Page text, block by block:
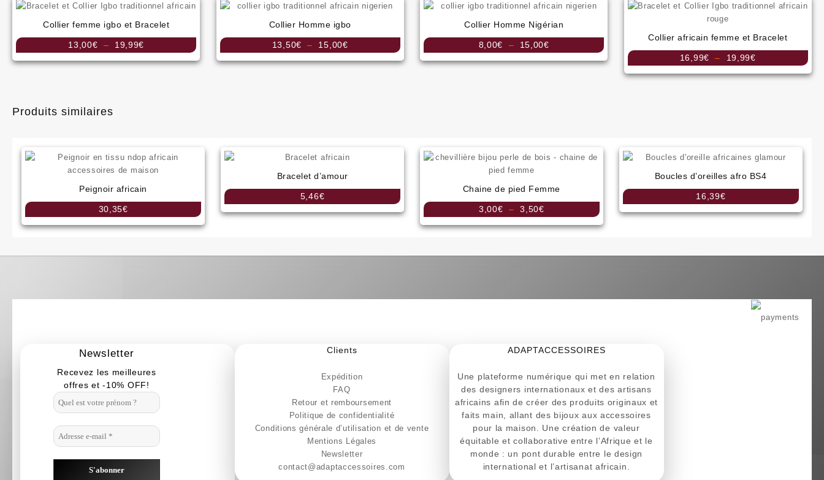
Collier femme igbo et Bracelet
13,00€ – 19,99€
Collier Homme igbo
13,50€ – 15,00€Plage
Collier Homme Nigérian
8,00€ – 15,00€Plage
Collier africain femme et Bracelet
16,99€ – 19,99€Plage
Produits similaires
Peignoir africain
30,35€
Bracelet d’amour
5,46€
Chaine de pied Femme
3,00€ – 3,50€Plage
Boucles d’oreilles afro BS4
16,39€
Newsletter
Recevez les meilleures
offres et -10% OFF!
Clients
Expédition
FAQ
Retour et remboursement
Politique de confidentialité
Conditions générale d’utilisation et de vente
Mentions Légales
Newsletter
contact@adaptaccessoires.com
ADAPTACCESSOIRES
Une plateforme numérique qui met en relation
des designers internationaux et des artisans
africains afin de créer des produits originaux et
faits main, allant des bijoux aux accessoires
pour la maison. Une création de valeur
équitable et collaborative entre l’Afrique et le
monde : un pont durable entre le design
international et l’artisanat africain.